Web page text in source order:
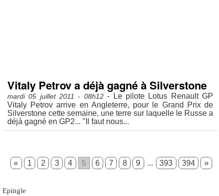
Vitaly Petrov a déjà gagné à Silverstone
mardi 05 juillet 2011 - 08h12- Le pilote Lotus Renault GP
Vitaly Petrov arrive en Angleterre, pour le Grand Prix de
Silverstone cette semaine, une terre sur laquelle le Russe a
déjà gagné en GP2... "Il faut nous...
« 1 2 3 4 5 6 7 8 9 ... 393 394 »
Epingle